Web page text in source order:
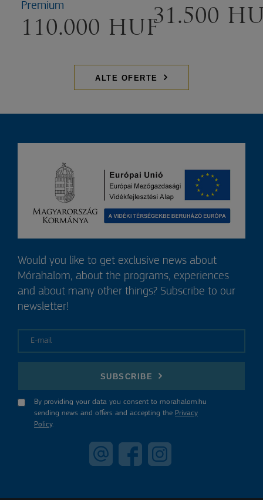
Premium
110.000 HUF
31.500
ALTE OFERTE
Would you like to get exclusive news about
Mórahalom, about the programs, experiences
and about many other things? Subscribe to our
newsletter!
SUBSCRIBE
By providing your data you consent to morahalom.hu
sending news and offers and accepting the Privacy
Policy.